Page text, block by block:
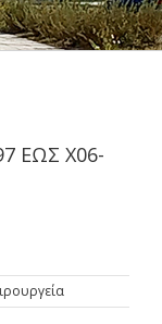
ΕΩΣ Χ06-